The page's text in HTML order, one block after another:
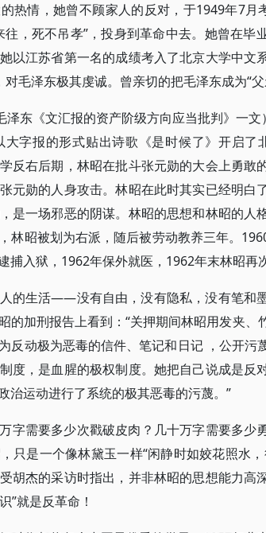
热情，她曾不顾家人的反对，于1949年7月
，死不吊孝”，投身到革命中去。她曾在毕
以江苏省第一名的成绩考入了北京大学中文
毛泽东极其虔诚。曾亲切的把毛泽东成为“父
泽东《文汇报的资产阶级方向应当批判》一文
字报的形式贴出诗歌《是时候了》开启了
反右后期，林昭在批斗张元勋的大会上勇敢
元勋的人身攻击。林昭在此时其实已经明白
是一场邪恶的阴谋。林昭的思想和林昭的人
林昭被划为右派，随后被劳动教养三年。
入狱，1962年保外就医，1962年末林昭再
的生活——没有自由，没有隐私，没有笔和
的加刑报告上看到：“关押期间林昭用发夹、
反动极为恶毒的信件、笔记和日记 ，公开污
度，是血腥的极权制度。她把自己说成是反
治运动进行了系统的极其恶毒的污蔑。”
字需要多少次戳破皮肉？几十万字需要多少
是一个像林黛玉一样“闲静时如姣花照水，
胡杰的采访时指出，并非林昭的思想能力高
”就是反革命！